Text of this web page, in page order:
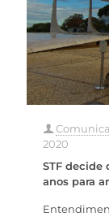
2020
STF decide
anos para